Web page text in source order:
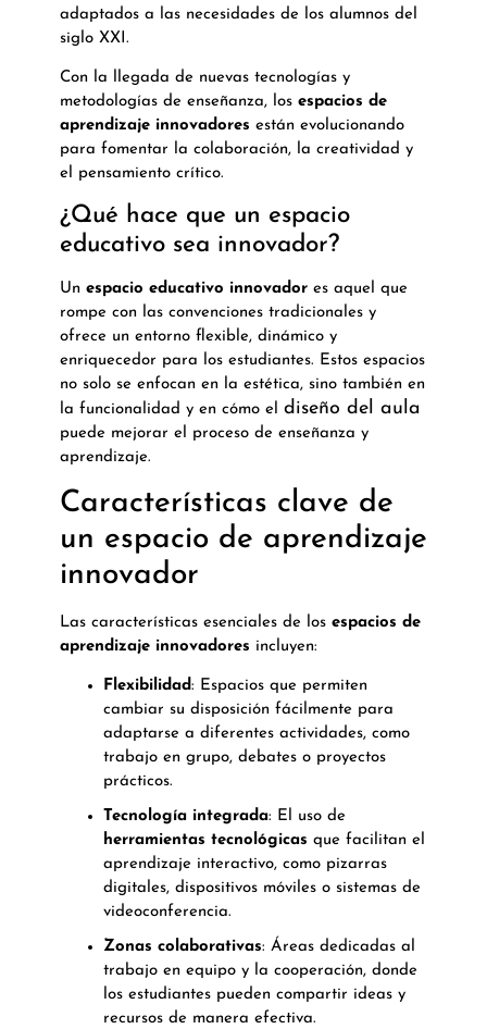
adaptados a las necesidades de los alumnos del
siglo XXI.
Con la llegada de nuevas tecnologías y
metodologías de enseñanza, los espacios de
aprendizaje innovadores están evolucionando
para fomentar la colaboración, la creatividad y
el pensamiento crítico.
¿Qué hace que un espacio
educativo sea innovador?
Un espacio educativo innovador es aquel que
rompe con las convenciones tradicionales y
ofrece un entorno flexible, dinámico y
enriquecedor para los estudiantes. Estos espacios
no solo se enfocan en la estética, sino también en
la funcionalidad y en cómo el diseño del aula
puede mejorar el proceso de enseñanza y
aprendizaje.
Características clave de
un espacio de aprendizaje
innovador
Las características esenciales de los espacios de
aprendizaje innovadores incluyen:
Flexibilidad: Espacios que permiten
cambiar su disposición fácilmente para
adaptarse a diferentes actividades, como
trabajo en grupo, debates o proyectos
prácticos.
Tecnología integrada: El uso de
herramientas tecnológicas que facilitan el
aprendizaje interactivo, como pizarras
digitales, dispositivos móviles o sistemas de
videoconferencia.
Zonas colaborativas: Áreas dedicadas al
trabajo en equipo y la cooperación, donde
los estudiantes pueden compartir ideas y
recursos de manera efectiva.